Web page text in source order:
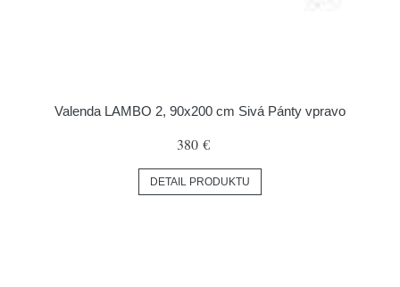
Valenda LAMBO 2, 90x200 cm Sivá Pánty vpravo
380 €
DETAIL PRODUKTU